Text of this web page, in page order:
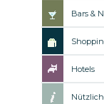
Bars &
Hotels